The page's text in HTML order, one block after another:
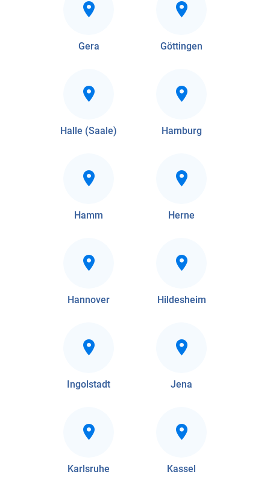
Gera Göttingen
Halle (Saale) Hamburg
Hamm Herne
Hannover Hildesheim
Ingolstadt Jena
Karlsruhe Kassel